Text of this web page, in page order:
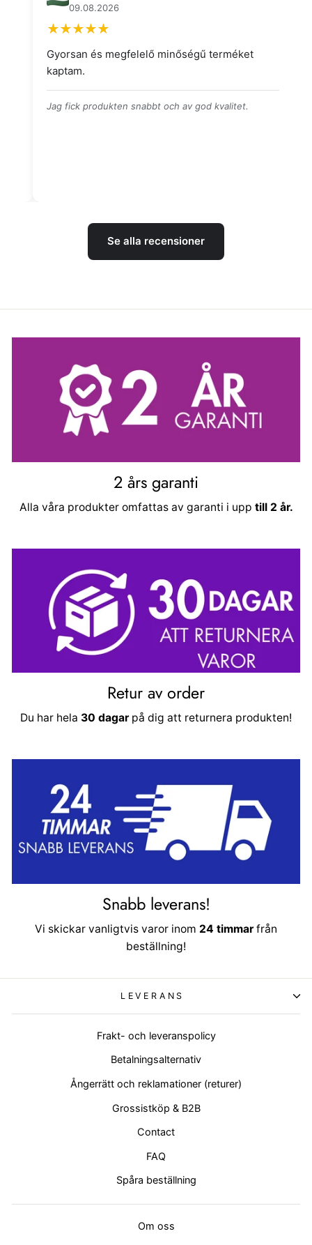
09.08.2026
Gyorsan és megfelelő minőségű terméket
kaptam.
Jag fick produkten snabbt och av god kvalitet.
Se alla recensioner
2 års garanti
Alla våra produkter omfattas av garanti i upp till 2 år.
Retur av order
Du har hela 30 dagarpå dig att returnera produkten!
Snabb leverans!
Vi skickar vanligtvis varor inom 24 timmarfrån
beställning!
LEVERANS
Frakt- och leveranspolicy
Betalningsalternativ
Ångerrätt och reklamationer (returer)
Grossistköp & B2B
Contact
FAQ
Spåra beställning
Om oss